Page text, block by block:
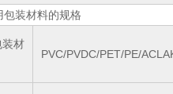
包装材料的规格
材
PVC/PVDC/PET/PE/